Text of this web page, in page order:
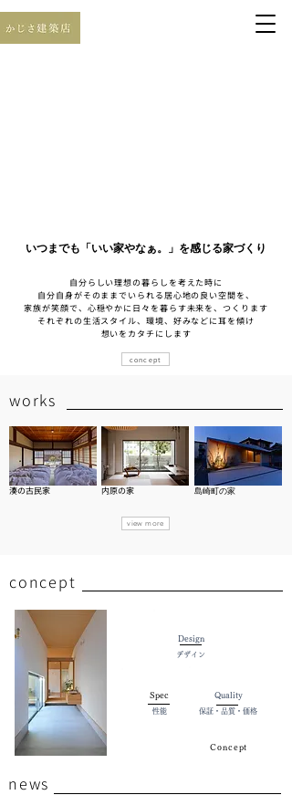
いつまでも「いい家やなぁ。」を感じる家づくり
自分らしい理想の暮らしを考えた時に
自分自身がそのままでいられる居心地の良い空間を、
家族が笑顔で、心穏やかに日々を暮らす未来を、つくります
それぞれの生活スタイル、環境、好みなどに耳を傾け
想いをカタチにします
concept
works
湊の古民家 内原の家 ​島崎町の家
view more
concept
Design
デザイン
Quality
保証・品質・価格
Spec
性能
Concept
news